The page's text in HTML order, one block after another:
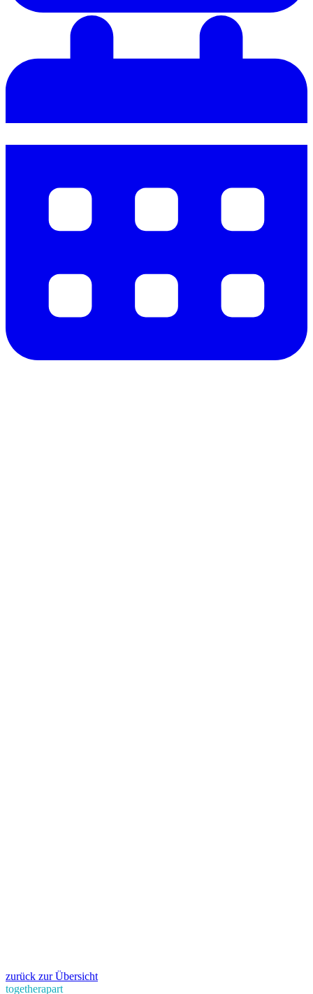
zurück zur Übersicht
togetherapart